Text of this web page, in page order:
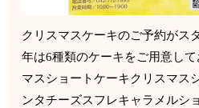
クリスマスケーキのご予約
年は6種類のケーキをご用意
マスショートケーキクリスマス
ンタチーズスフレキャラメルシ